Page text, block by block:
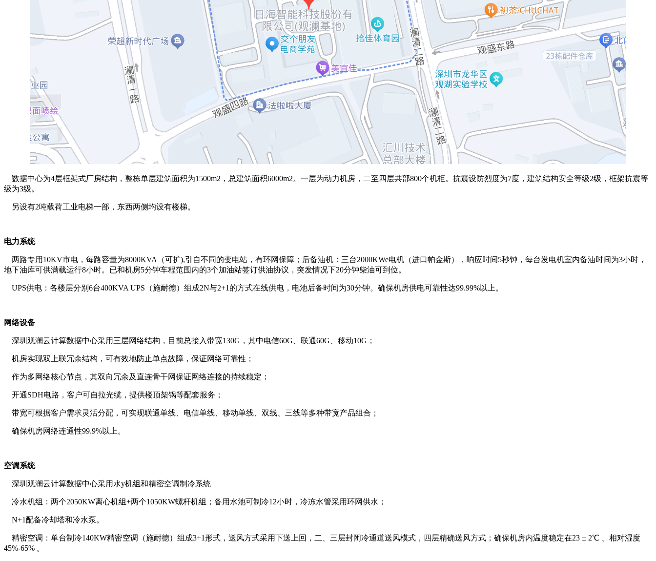
数据中心为4层框架式厂房结构，整栋单层建筑面积为1500m2，总建筑面积6000m2。一层为动力机房，二至四层共部800个机柜。抗震设防烈度为7度，建筑结构安全等级2级，框架抗震等
级为3级。
另设有2吨载荷工业电梯一部，东西两侧均设有楼梯。
电力系统
两路专用10KV市电，每路容量为8000KVA（可扩),引自不同的变电站，有环网保障；后备油机：三台2000KWe电机（进口帕金斯），响应时间5秒钟，每台发电机室内备油时间为3小时，
地下油库可供满载运行8小时。已和机房5分钟车程范围内的3个加油站签订供油协议，突发情况下20分钟柴油可到位。
UPS供电：各楼层分别6台400KVA UPS（施耐德）组成2N与2+1的方式在线供电，电池后备时间为30分钟。确保机房供电可靠性达99.99%以上。
网络设备
深圳观澜云计算数据中心采用三层网络结构，目前总接入带宽130G，其中电信60G、联通60G、移动10G；
机房实现双上联冗余结构，可有效地防止单点故障，保证网络可靠性；
作为多网络核心节点，其双向冗余及直连骨干网保证网络连接的持续稳定；
开通SDH电路，客户可自拉光缆，提供楼顶架锅等配套服务；
带宽可根据客户需求灵活分配，可实现联通单线、电信单线、移动单线、双线、三线等多种带宽产品组合；
确保机房网络连通性99.9%以上。
空调系统
深圳观澜云计算数据中心采用水y机组和精密空调制冷系统
冷水机组：两个2050KW离心机组+两个1050KW螺杆机组；备用水池可制冷12小时，冷冻水管采用环网供水；
N+1配备冷却塔和冷水泵。
精密空调：单台制冷140KW精密空调（施耐德）组成3+1形式，送风方式采用下送上回，二、三层封闭冷通道送风模式，四层精确送风方式；确保机房内温度稳定在23 ± 2℃ 、相对湿度
45%-65% 。